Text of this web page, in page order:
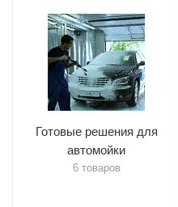
Готовые решения для
автомойки
6 товаров